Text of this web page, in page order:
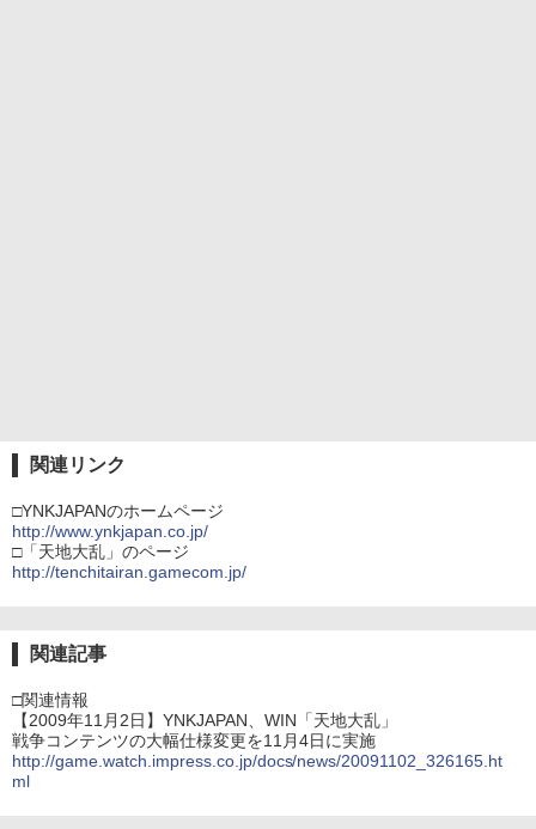
関連リンク
□YNKJAPANのホームページ
http://www.ynkjapan.co.jp/
□「天地大乱」のページ
http://tenchitairan.gamecom.jp/
関連記事
□関連情報
【2009年11月2日】YNKJAPAN、WIN「天地大乱」
戦争コンテンツの大幅仕様変更を11月4日に実施
http://game.watch.impress.co.jp/docs/news/20091102_326165.ht
ml